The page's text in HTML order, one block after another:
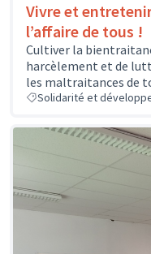
Vivre et
l’affaire de tous !
Cultiver la
harcèlement et de
les maltraitances de
Solidarité et